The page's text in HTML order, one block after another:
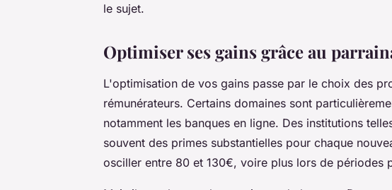
le sujet.
Optimiser ses gains grâce au
L'optimisation de vos gains passe par le choix des
rémunérateurs. Certains domaines sont
notamment les banques en ligne. Des institutions
souvent des primes substantielles pour chaque
osciller entre 80 et 130€, voire plus lors de périodes